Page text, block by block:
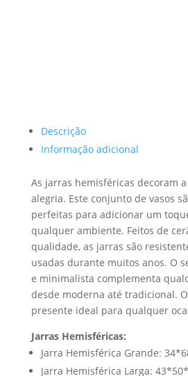
Descrição
Informação adicional
As jarras hemisféricas decoram
alegria. Este conjunto de vasos
perfeitas para adicionar um
qualquer ambiente. Feitos de
qualidade, as jarras são
usadas durante muitos anos. O
e minimalista complementa
desde moderna até tradicional.
presente ideal para qualquer
Jarras Hemisféricas:
Jarra Hemisférica Grande:
Jarra Hemisférica Larga: